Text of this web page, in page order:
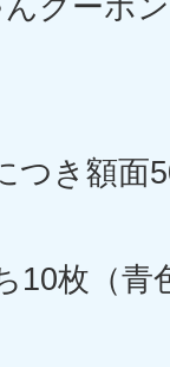
つき額面
枚（青